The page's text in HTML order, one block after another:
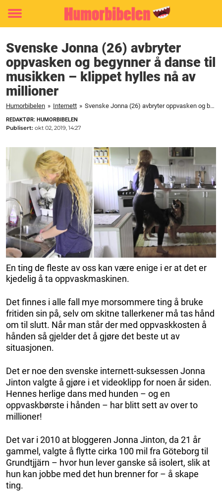
Toggle
Svenske Jonna (26) avbryter
oppvasken og begynner å danse til
musikken – klippet hylles nå av
millioner
Humorbibelen » Internett » Svenske Jonna (26) avbryter oppvasken og begynner å danse til musikken - klippet hylles nå av millioner
REDAKTØR: HUMORBIBELEN
Publisert: okt 02, 2019, 14:27
En ting de fleste av oss kan være enige i er at det er
kjedelig å ta oppvaskmaskinen.
Det finnes i alle fall mye morsommere ting å bruke
fritiden sin på, selv om skitne tallerkener må tas hånd
om til slutt. Når man står der med oppvaskkosten å
hånden så gjelder det å gjøre det beste ut av
situasjonen.
Det er noe den svenske internett-suksessen Jonna
Jinton valgte å gjøre i et videoklipp for noen år siden.
Hennes herlige dans med hunden – og en
oppvaskbørste i hånden – har blitt sett av over to
millioner!
Det var i 2010 at bloggeren Jonna Jinton, da 21 år
gammel, valgte å flytte cirka 100 mil fra Göteborg til
Grundtjjärn – hvor hun lever ganske så isolert, slik at
hun kan jobbe med det hun brenner for – å skape
ting.